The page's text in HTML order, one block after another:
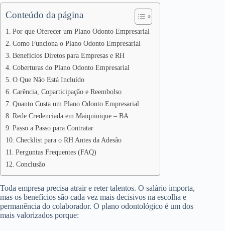
Conteúdo da página
Por que Oferecer um Plano Odonto Empresarial
Como Funciona o Plano Odonto Empresarial
Benefícios Diretos para Empresas e RH
Coberturas do Plano Odonto Empresarial
O Que Não Está Incluído
Carência, Coparticipação e Reembolso
Quanto Custa um Plano Odonto Empresarial
Rede Credenciada em Maiquinique – BA
Passo a Passo para Contratar
Checklist para o RH Antes da Adesão
Perguntas Frequentes (FAQ)
Conclusão
Toda empresa precisa atrair e reter talentos. O salário importa,
mas os benefícios são cada vez mais decisivos na escolha e
permanência do colaborador. O plano odontológico é um dos
mais valorizados porque: